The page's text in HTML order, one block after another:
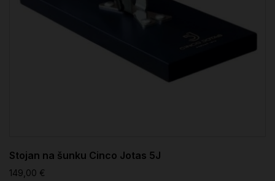
Stojan na šunku Cinco Jotas 5J
149,00 €